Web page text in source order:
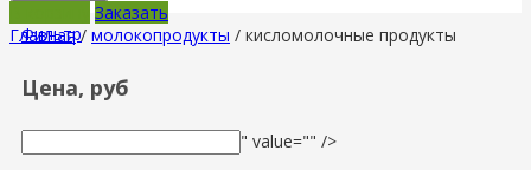
Заказать
Главная/ молокопродукты / кисломолочные продукты
Фильтр
Цена, руб
" value="" />